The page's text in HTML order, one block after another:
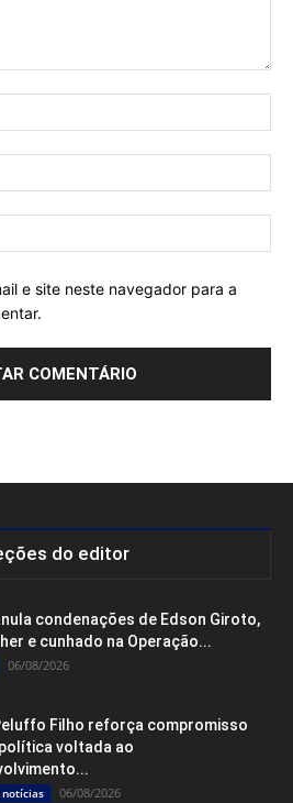
e site neste navegador para a
do editor
condenações de Edson Giroto,
e cunhado na Operação...
06/08/2026
Filho reforça compromisso
voltada ao
06/08/2026